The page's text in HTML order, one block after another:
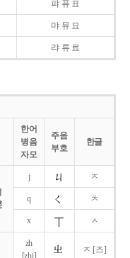
퍄 퓨 표
먀 뮤 묘
랴 류 료
한어
병음
자모
주음
부호
한글
j ㅈ
q ㅊ
x ㅅ
zh
[zhi]
ㅈ [즈]